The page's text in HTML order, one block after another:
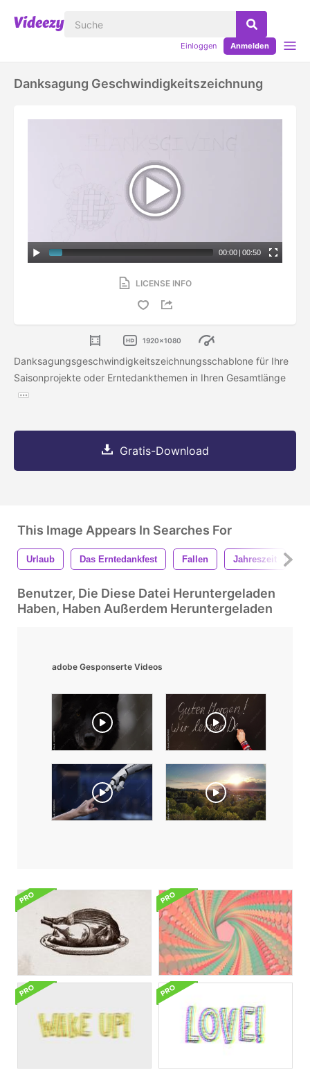
Einloggen Anmelden
Danksagung Geschwindigkeitszeichnung
00:00 | 00:50
LICENSE INFO
1920x1080
Danksagungsgeschwindigkeitszeichnungsschablone für Ihre
Saisonprojekte oder Erntedankthemen in Ihren Gesamtlänge
Gratis-Download
This Image Appears In Searches For
Urlaub Das Erntedankfest Fallen Jahreszeit
Benutzer, Die Diese Datei Heruntergeladen
Haben, Haben Außerdem Heruntergeladen
adobe Gesponserte Videos